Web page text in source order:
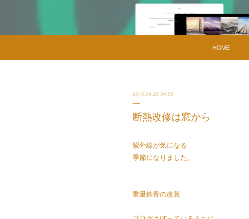
HOME
2016.04.26 04:59
断熱改修は窓から
紫外線が気になる
季節になりました。
重量鉄骨の改装